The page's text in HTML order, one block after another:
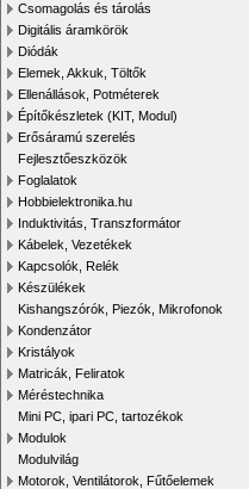
Csomagolás és tárolás
Digitális áramkörök
Diódák
Elemek, Akkuk, Töltők
Ellenállások, Potméterek
Építőkészletek (KIT, Modul)
Erősáramú szerelés
Fejlesztőeszközök
Foglalatok
Hobbielektronika.hu
Induktivitás, Transzformátor
Kábelek, Vezetékek
Kapcsolók, Relék
Készülékek
Kishangszórók, Piezók, Mikrofonok
Kondenzátor
Kristályok
Matricák, Feliratok
Méréstechnika
Mini PC, ipari PC, tartozékok
Modulok
Modulvilág
Motorok, Ventilátorok, Fűtőelemek